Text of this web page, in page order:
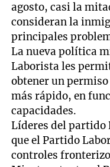
agosto, casi la
consideran la
principales
La nueva política
Laborista les
obtener un
más rápido, en
capacidades.
Líderes del partido
que el Partido
controles